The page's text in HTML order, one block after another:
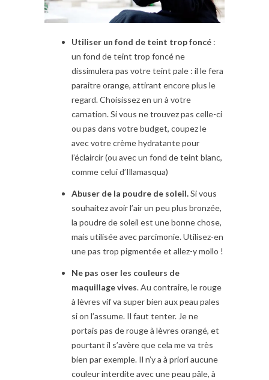
Utiliser un fond de teint trop foncé :
un fond de teint trop foncé ne
dissimulera pas votre teint pale : il le fera
paraitre orange, attirant encore plus le
regard. Choisissez en un à votre
carnation. Si vous ne trouvez pas celle-ci
ou pas dans votre budget, coupez le
avec votre crème hydratante pour
l’éclaircir (ou avec un fond de teint blanc,
comme celui d’Illamasqua)
Abuser de la poudre de soleil.Si vous
souhaitez avoir l’air un peu plus bronzée,
la poudre de soleil est une bonne chose,
mais utilisée avec parcimonie. Utilisez-en
une pas trop pigmentée et allez-y mollo !
Ne pas oser les couleurs de
maquillage vives. Au contraire, le rouge
à lèvres vif va super bien aux peau pales
si on l’assume. Il faut tenter. Je ne
portais pas de rouge à lèvres orangé, et
pourtant il s’avère que cela me va très
bien par exemple. Il n’y a à priori aucune
couleur interdite avec une peau pâle, à